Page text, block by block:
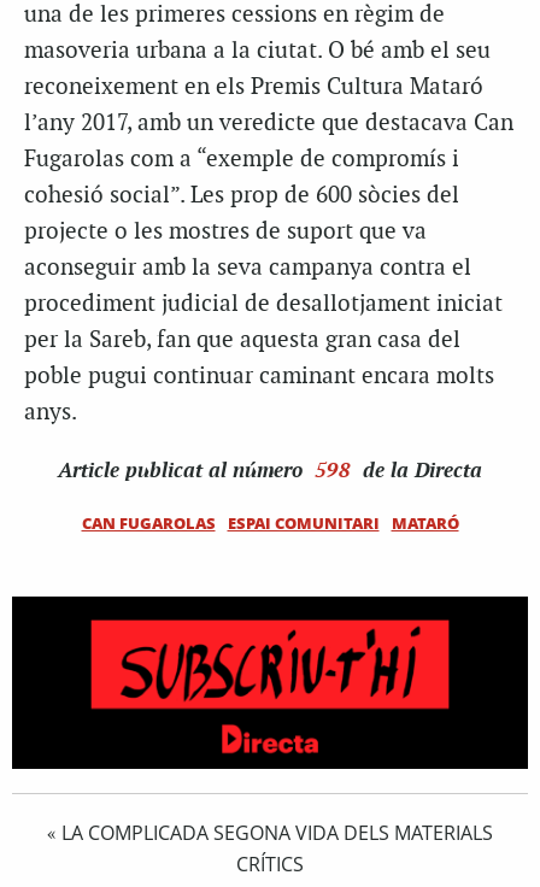
una de les primeres cessions en règim de
masoveria urbana a la ciutat. O bé amb el seu
reconeixement en els Premis Cultura Mataró
l’any 2017, amb un veredicte que destacava Can
Fugarolas com a “exemple de compromís i
cohesió social”. Les prop de 600 sòcies del
projecte o les mostres de suport que va
aconseguir amb la seva campanya contra el
procediment judicial de desallotjament iniciat
per la Sareb, fan que aquesta gran casa del
poble pugui continuar caminant encara molts
anys.
Article publicat al número 598 de la Directa
CAN FUGAROLAS ESPAI COMUNITARI MATARÓ
« LA COMPLICADA SEGONA VIDA DELS MATERIALS
CRÍTICS